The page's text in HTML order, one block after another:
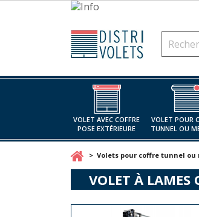
VOLET AVEC COFFRE
POSE EXTÉRIEURE
VOLET POUR
TUNNEL OU
Volets pour coffre tunnel ou
VOLET À LAMES